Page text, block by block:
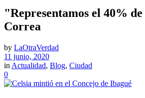
"Representamos el 40%
Correa
by LaOtraVerdad
11 junio, 2020
in Actualidad, Blog, Ciudad
0